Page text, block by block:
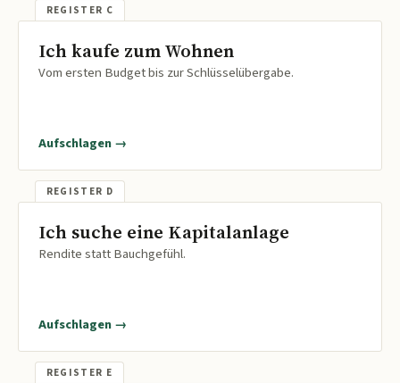
Ich kaufe zum Wohnen
Vom ersten Budget bis zur Schlüsselübergabe.
Aufschlagen →
Ich suche eine Kapitalanlage
Rendite statt Bauchgefühl.
Aufschlagen →